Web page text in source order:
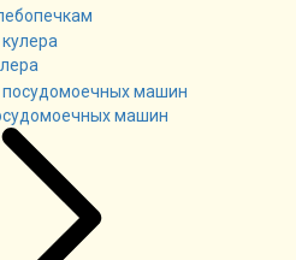
машин